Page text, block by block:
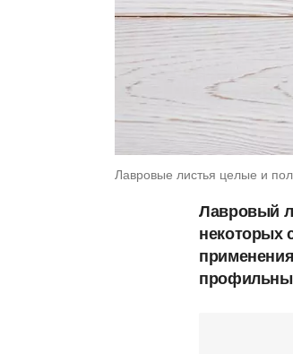
Лавровые листья целые и
Лавровый
некоторых